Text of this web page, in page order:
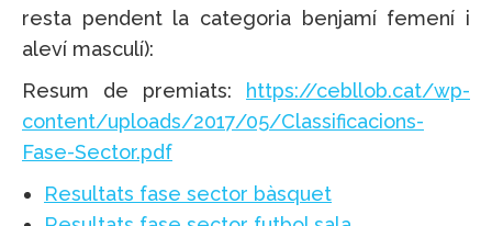
resta pendent la categoria benjamí femení i
aleví masculí):
Resum de premiats: https://cebllob.cat/wp-
content/uploads/2017/05/Classificacions-
Fase-Sector.pdf
Resultats fase sector bàsquet